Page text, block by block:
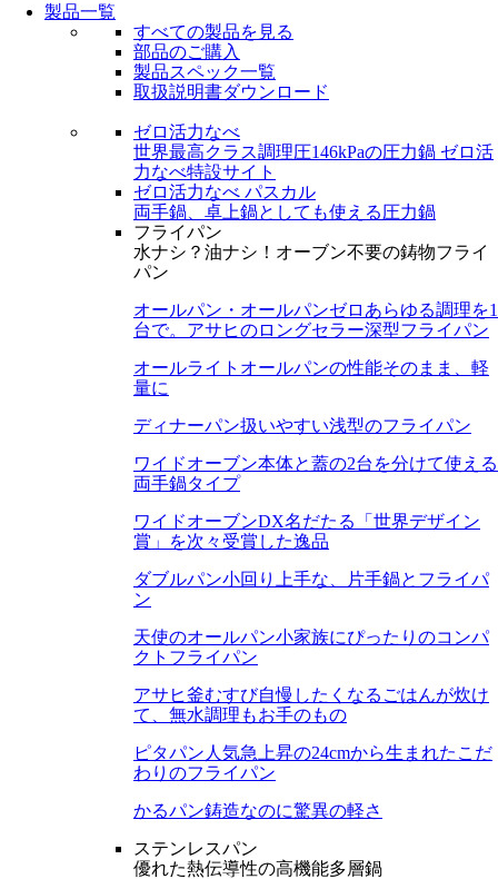
製品一覧
すべての製品を見る
部品のご購入
製品スペック一覧
取扱説明書ダウンロード
ゼロ活力なべ
世界最高クラス調理圧146kPaの圧力鍋 ゼロ活
力なべ特設サイト
ゼロ活力なべ パスカル
両手鍋、卓上鍋としても使える圧力鍋
フライパン
水ナシ？油ナシ！オーブン不要の鋳物フライ
パン
オールパン・オールパンゼロ あらゆる調理を1
台で。アサヒのロングセラー深型フライパン
オールライト オールパンの性能そのまま、軽
量に
ディナーパン扱いやすい浅型のフライパン
ワイドオーブン本体と蓋の2台を分けて使える
両手鍋タイプ
ワイドオーブンDX名だたる「世界デザイン
賞」を次々受賞した逸品
ダブルパン小回り上手な、片手鍋とフライパ
ン
天使のオールパン小家族にぴったりのコンパ
クトフライパン
アサヒ釜むすび自慢したくなるごはんが炊け
て、無水調理もお手のもの
ピタパン 人気急上昇の24cmから生まれたこだ
わりのフライパン
かるパン鋳造なのに驚異の軽さ
ステンレスパン
優れた熱伝導性の高機能多層鍋